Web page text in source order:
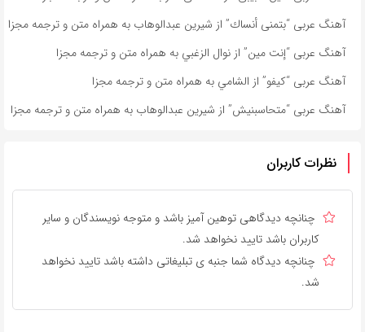
آهنگ عربی “بتمنى أنساك” از شیرین عبدالوهاب به همراه متن و ترجمه مجزا
آهنگ عربی “إنت مين” از نوال الزغبي به همراه متن و ترجمه مجزا
آهنگ عربی “كيفو” از الشامي به همراه متن و ترجمه مجزا
آهنگ عربی “متحاسبنیش” از شیرین عبدالوهاب به همراه متن و ترجمه مجزا
نظرات کاربران
چنانچه دیدگاهی توهین آمیز باشد و متوجه نویسندگان و سایر
کاربران باشد تایید نخواهد شد.
چنانچه دیدگاه شما جنبه ی تبلیغاتی داشته باشد تایید نخواهد
شد.